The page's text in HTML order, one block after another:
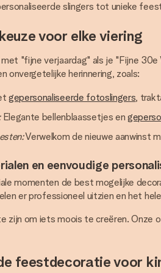
slingers tot unieke
voor elke viering
"fijne verjaardag" als je "Fijne
herinnering, zoals:
gepersonaliseerde fotoslingers,
Elegante bellenblaassetjes en
Verwelkom de nieuwe aanwinst
en eenvoudige
momenten de best mogelijke
er professioneel uitzien en het
zijn om iets moois te creëren. Onze
feestdecoratie voor